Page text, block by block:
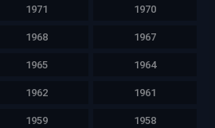
1971 1970
1968 1967
1965 1964
1962 1961
1959 1958